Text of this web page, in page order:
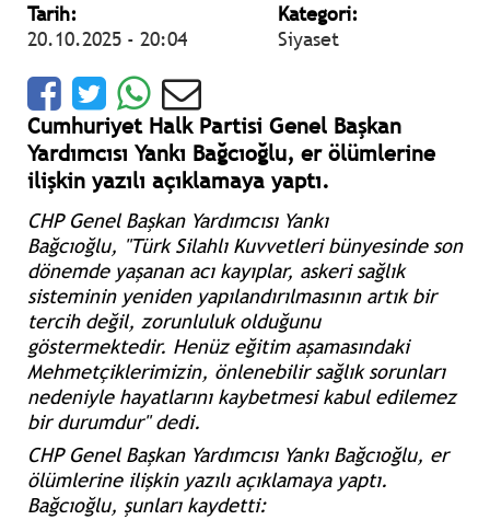
Tarih:
20.10.2025 - 20:04
Kategori:
Siyaset
Cumhuriyet Halk Partisi Genel Başkan
Yardımcısı Yankı Bağcıoğlu, er ölümlerine
ilişkin yazılı açıklamaya yaptı.
CHP Genel Başkan Yardımcısı Yankı
Bağcıoğlu, "Türk Silahlı Kuvvetleri bünyesinde son
dönemde yaşanan acı kayıplar, askeri sağlık
sisteminin yeniden yapılandırılmasının artık bir
tercih değil, zorunluluk olduğunu
göstermektedir. Henüz eğitim aşamasındaki
Mehmetçiklerimizin, önlenebilir sağlık sorunları
nedeniyle hayatlarını kaybetmesi kabul edilemez
bir durumdur"dedi.
CHP Genel Başkan Yardımcısı Yankı Bağcıoğlu, er
ölümlerine ilişkin yazılı açıklamaya yaptı.
Bağcıoğlu, şunları kaydetti: